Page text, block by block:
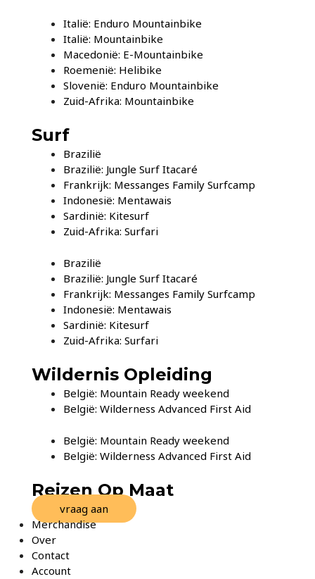
Italië: Enduro Mountainbike
Italië: Mountainbike
Macedonië: E-Mountainbike
Roemenië: Helibike
Slovenië: Enduro Mountainbike
Zuid-Afrika: Mountainbike
Surf
Brazilië
Brazilië: Jungle Surf Itacaré
Frankrijk: Messanges Family Surfcamp
Indonesië: Mentawais
Sardinië: Kitesurf
Zuid-Afrika: Surfari
Brazilië
Brazilië: Jungle Surf Itacaré
Frankrijk: Messanges Family Surfcamp
Indonesië: Mentawais
Sardinië: Kitesurf
Zuid-Afrika: Surfari
Wildernis Opleiding
België: Mountain Ready weekend
België: Wilderness Advanced First Aid
België: Mountain Ready weekend
België: Wilderness Advanced First Aid
Reizen Op Maat
vraag aan
Merchandise
Over
Contact
Account